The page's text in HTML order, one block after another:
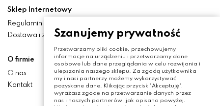
Sklep Internetowy
Regulamin
Dostawa i zwroty
O firmie
O nas
Kontakt
Szanujemy prywatność
Przetwarzamy pliki cookie, przechowujemy
informacje na urządzeniu i przetwarzamy dane
osobowe lub dane przeglądania w celu rozwijania i
ulepszania naszego sklepu. Za zgodą użytkownika
my i nasi partnerzy możemy wykorzystywać
pozyskane dane. Klikając przycisk "Akceptuję",
wyrażasz zgodę na przetwarzanie danych przez
nas i naszych partnerów, jak opisano powyżej.